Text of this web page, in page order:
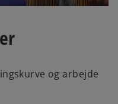
og arbejde